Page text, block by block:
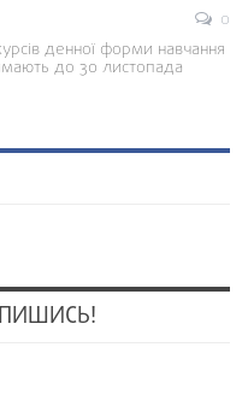
0
денної форми навчання
до 30 листопада